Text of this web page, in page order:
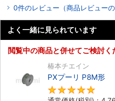
0件のレビュー（商品レビューの
よく一緒に見られています
閲覧中の商品と併せてご検討く
椿本チエイン
PXプーリ P8M形